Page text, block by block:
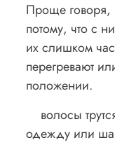
Проще говоря,
потому, что с
их слишком
перегревают
положении.
волосы
одежду или